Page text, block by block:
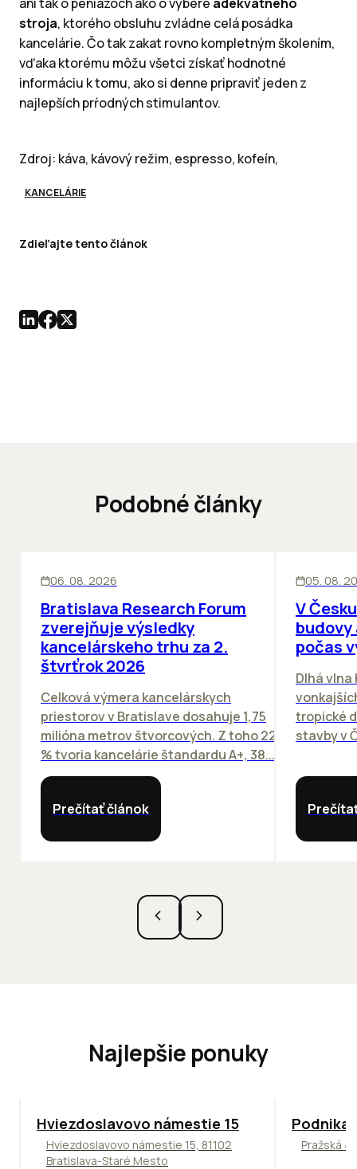
stroja, ktorého obsluhu zvládne celá posádka
kancelárie. Čo tak zakat rovno kompletným školením,
vďaka ktorému môžu všetci získať hodnotné
informáciu k tomu, ako si denne pripraviť jeden z
najlepších prŕodných stimulantov.
Zdroj: káva, kávový režim, espresso, kofeín,
KANCELÁRIE
Zdieľajte tento článok
Podobné články
06. 08. 2026
Bratislava Research Forum
zverejňuje výsledky
kancelárskeho trhu za 2.
štvrťrok 2026
Celková výmera kancelárskych
priestorov v Bratislave dosahuje 1,75
milióna metrov štvorcových. Z toho 22
% tvoria kancelárie štandardu A+, 38...
Prečítať článok
05. 08.
V
počas
Dlhá
tropické
stavby v
Najlepšie ponuky
ODPORÚČAME
Hviezdoslavovo námestie 15
Hviezdoslavovo námestie 15, 81102
Bratislava-Staré Mesto
Pražská